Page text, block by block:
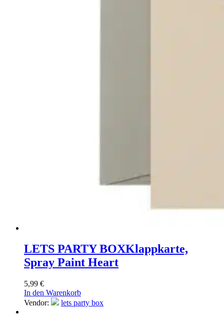
LETS PARTY BOXKlappkarte,
Spray Paint Heart
5,99 €
In den Warenkorb
Vendor:
lets party box